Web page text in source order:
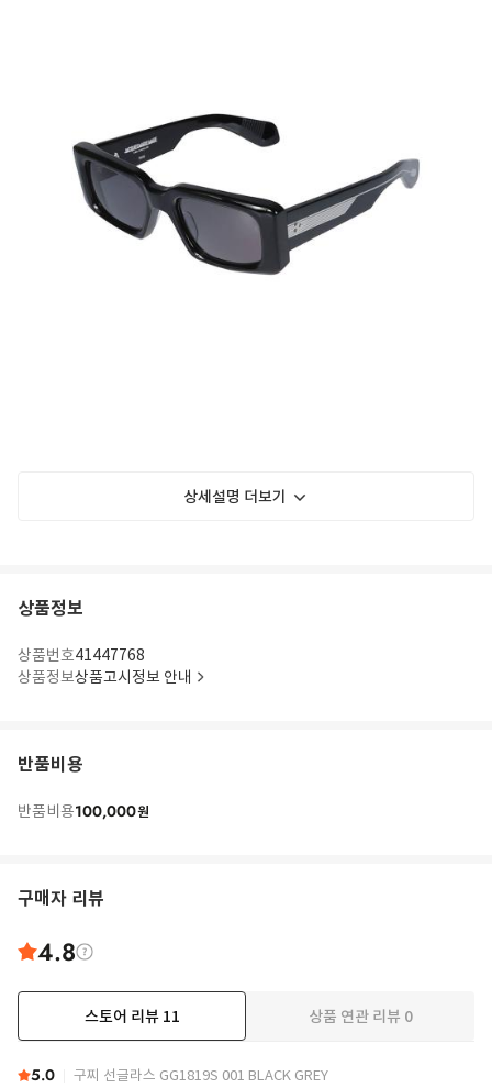
상세설명 더보기
상품정보
상품번호41447768
상품정보상품고시정보 안내
반품비용
반품비용100,000원
구매자 리뷰
4.8
스토어 리뷰 11 상품 연관 리뷰 0
5.0 구찌 선글라스 GG1819S 001 BLACK GREY